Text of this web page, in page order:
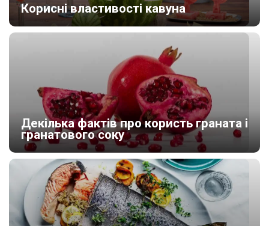
Корисні властивості кавуна
Декілька фактів про користь граната і
гранатового соку